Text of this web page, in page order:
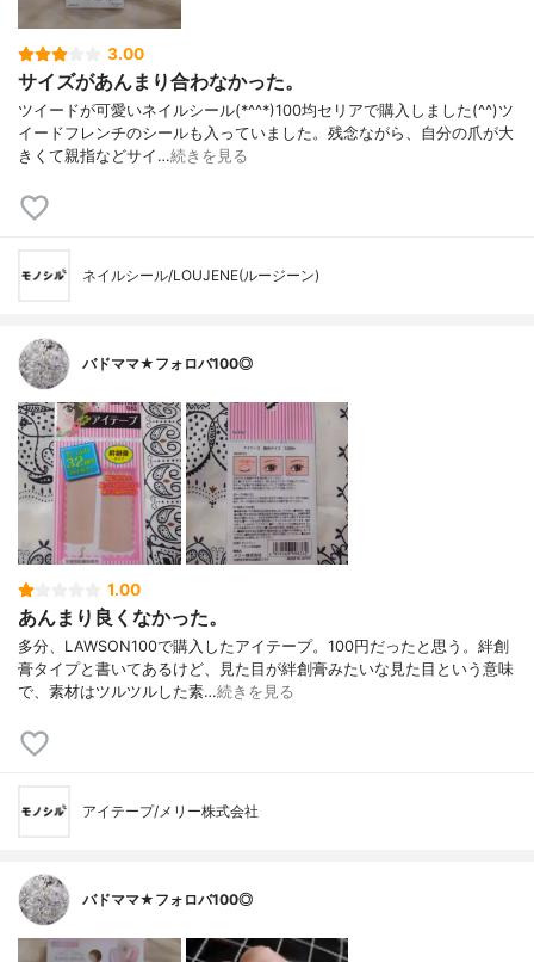
3.00
サイズがあんまり合わなかった。
ツイードが可愛いネイルシール(*^^*)100均セリアで購入しました(^^)ツ
イードフレンチのシールも入っていました。残念ながら、自分の爪が大
きくて親指などサイ…続きを見る
ネイルシール/LOUJENE(ルージーン)
バドママ★フォロバ100◎
1.00
あんまり良くなかった。
多分、LAWSON100で購入したアイテープ。100円だったと思う。絆創
膏タイプと書いてあるけど、見た目が絆創膏みたいな見た目という意味
で、素材はツルツルした素…続きを見る
アイテープ/メリー株式会社
バドママ★フォロバ100◎